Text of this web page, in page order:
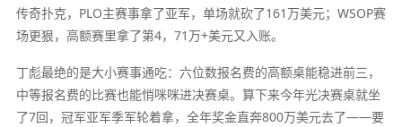
传奇扑克，PLO主赛事拿了亚军，单场就砍了161万美元；WSOP赛
场更狠，高额赛里拿了第4，71万+美元又入账。
丁彪最绝的是大小赛事通吃：六位数报名费的高额桌能稳进前三，
中等报名费的比赛也能悄咪咪进决赛桌。算下来今年光决赛桌就坐
了7回，冠军亚军季军轮着拿，全年奖金直奔800万美元去了——要